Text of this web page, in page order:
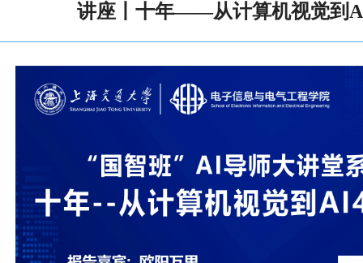
讲座丨十年——从计算机视觉到